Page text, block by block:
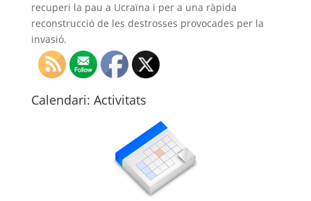
recuperi la pau a Ucraïna i per a una ràpida
reconstrucció de les destrosses provocades per la
invasió.
Calendari: Activitats